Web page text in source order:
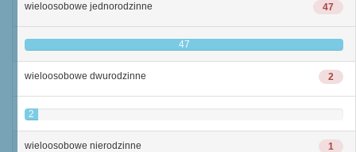
47
wieloosobowe jednorodzinne
47
2
wieloosobowe dwurodzinne
2
1
wieloosobowe nierodzinne